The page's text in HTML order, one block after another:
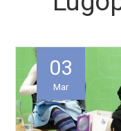
03
Mar